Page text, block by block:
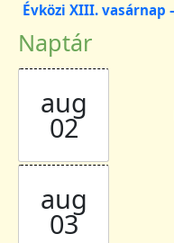
Évközi XIII. vasárnap
Naptár
aug
02
aug
03